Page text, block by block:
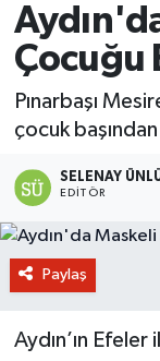
Çocuğu
Pınarbaşı
çocuk başından
SELENAY
EDITÖR
Paylaş
Aydın’ın